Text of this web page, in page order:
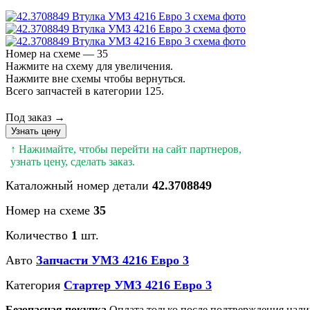
Номер на схеме — 35
Нажмите на схему для увеличения.
Нажмите вне схемы чтобы вернуться.
Всего запчастей в категории 125.
Под заказ →
Узнать цену
↑ Нажимайте, чтобы перейти на сайт партнеров,
узнать цену, сделать заказ.
Каталожный номер детали 42.3708849
Номер на схеме 35
Количество 1 шт.
Авто Запчасти УМЗ 4216 Евро 3
Категория Стартер УМЗ 4216 Евро 3